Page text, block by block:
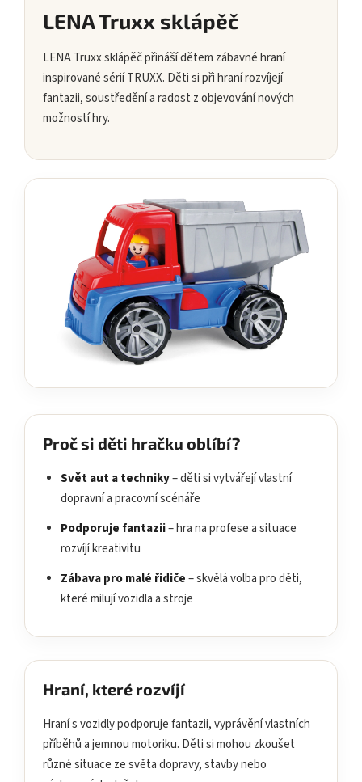
LENA Truxx sklápěč
LENA Truxx sklápěč přináší dětem zábavné hraní
inspirované sérií TRUXX. Děti si při hraní rozvíjejí
fantazii, soustředění a radost z objevování nových
možností hry.
Proč si děti hračku oblíbí?
Svět aut a techniky– děti si vytvářejí vlastní
dopravní a pracovní scénáře
Podporuje fantazii– hra na profese a situace
rozvíjí kreativitu
Zábava pro malé řidiče– skvělá volba pro děti,
které milují vozidla a stroje
Hraní, které rozvíjí
Hraní s vozidly podporuje fantazii, vyprávění vlastních
příběhů a jemnou motoriku. Děti si mohou zkoušet
různé situace ze světa dopravy, stavby nebo